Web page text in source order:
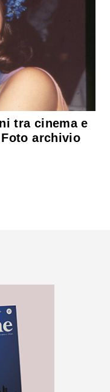
tra cinema e
archivio